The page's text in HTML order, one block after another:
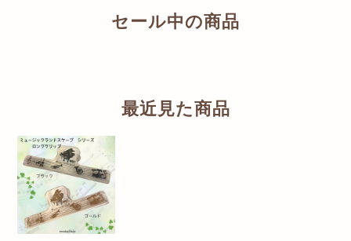
セール中の商品
最近見た商品